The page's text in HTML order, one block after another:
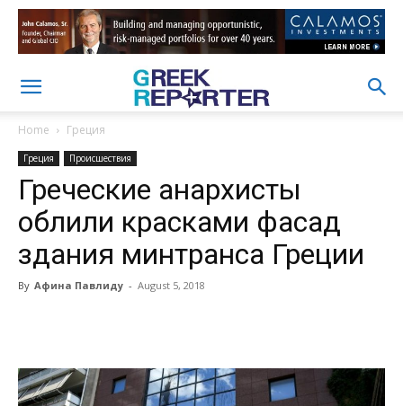
Home Греция
Греция Происшествия
Греческие анархисты
облили красками фасад
здания минтранса Греции
By Афина Павлиду - August 5, 2018